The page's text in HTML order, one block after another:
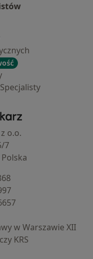
- Strona główna
o.o.
7
w Warszawie XII
KRS